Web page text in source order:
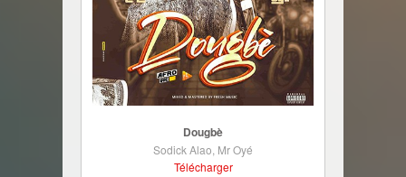
Dougbè
Sodick Alao, Mr Oyé
Télécharger